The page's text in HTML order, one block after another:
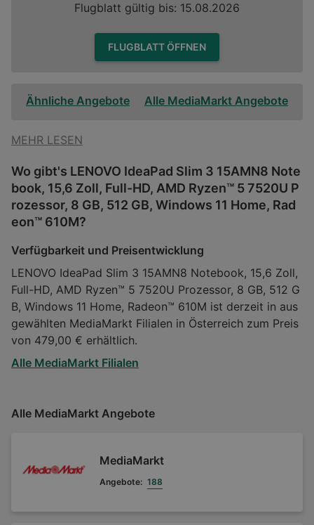
Flugblatt gültig bis: 15.08.2026
FLUGBLATT ÖFFNEN
Ähnliche Angebote Alle MediaMarkt Angebote
MEHR LESEN
Wo gibt's LENOVO IdeaPad Slim 3 15AMN8 Note
book, 15,6 Zoll, Full-HD, AMD Ryzen™ 5 7520U P
rozessor, 8 GB, 512 GB, Windows 11 Home, Rad
eon™ 610M?
Verfügbarkeit und Preisentwicklung
LENOVO IdeaPad Slim 3 15AMN8 Notebook, 15,6 Zoll,
Full-HD, AMD Ryzen™ 5 7520U Prozessor, 8 GB, 512 G
B, Windows 11 Home, Radeon™ 610M ist derzeit in aus
gewählten MediaMarkt Filialen in Österreich zum Preis
von 479,00 € erhältlich.
Alle MediaMarkt Filialen
Alle MediaMarkt Angebote
MediaMarkt
Angebote: 188